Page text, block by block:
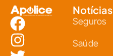
Notícias
Seguros
Saúde